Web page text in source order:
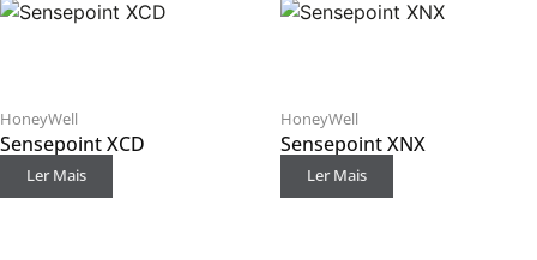
HoneyWell
Sensepoint XCD
Ler Mais
HoneyWell
Sensepoint XNX
Ler Mais